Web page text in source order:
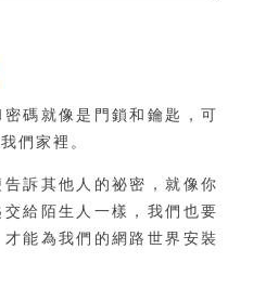
碼就像是門鎖和鑰匙，可
們家裡。
訴其他人的祕密，就像你
給陌生人一樣，我們也要
能為我們的網路世界安裝